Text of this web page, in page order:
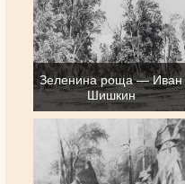
Зеленина роща — Иван
Шишкин